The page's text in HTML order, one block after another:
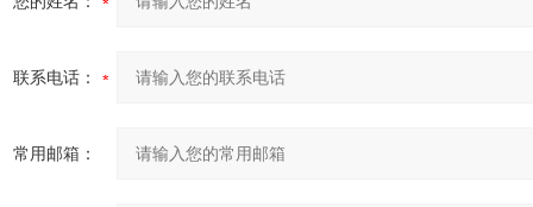
联系电话：
常用邮箱：